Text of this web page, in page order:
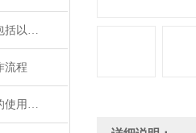
试剂配液罐的主要功能包括以下几个方面
流程
如何提高桌面型泡罩机的使用寿命？